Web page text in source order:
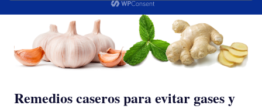
Remedios caseros para evitar gases y